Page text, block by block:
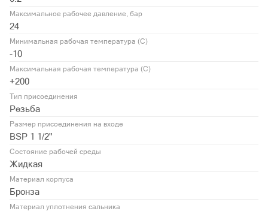
Максимальное рабочее давление, бар
24
Минимальная рабочая температура (С)
-10
Максимальная рабочая температура (С)
+200
Тип присоединения
Резьба
Размер присоединения на входе
BSP 1 1/2"
Состояние рабочей среды
Жидкая
Материал корпуса
Бронза
Материал уплотнения сальника